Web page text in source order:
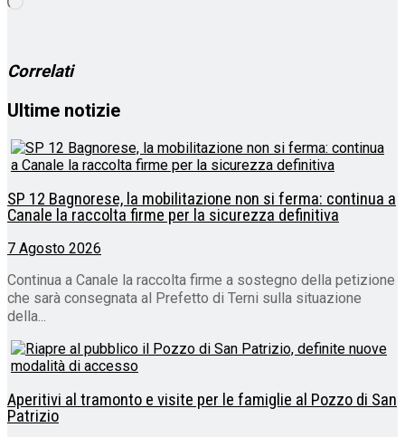
Correlati
Ultime notizie
SP 12 Bagnorese, la mobilitazione non si ferma: continua a
Canale la raccolta firme per la sicurezza definitiva
7 Agosto 2026
Continua a Canale la raccolta firme a sostegno della petizione
che sarà consegnata al Prefetto di Terni sulla situazione
della...
Aperitivi al tramonto e visite per le famiglie al Pozzo di San
Patrizio